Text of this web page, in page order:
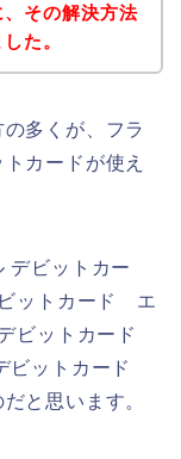
その解決方法
た。
多くが、フラ
カードが使え
デビットカー
ビットカード エ
ビットカード
ビットカード
と思います。